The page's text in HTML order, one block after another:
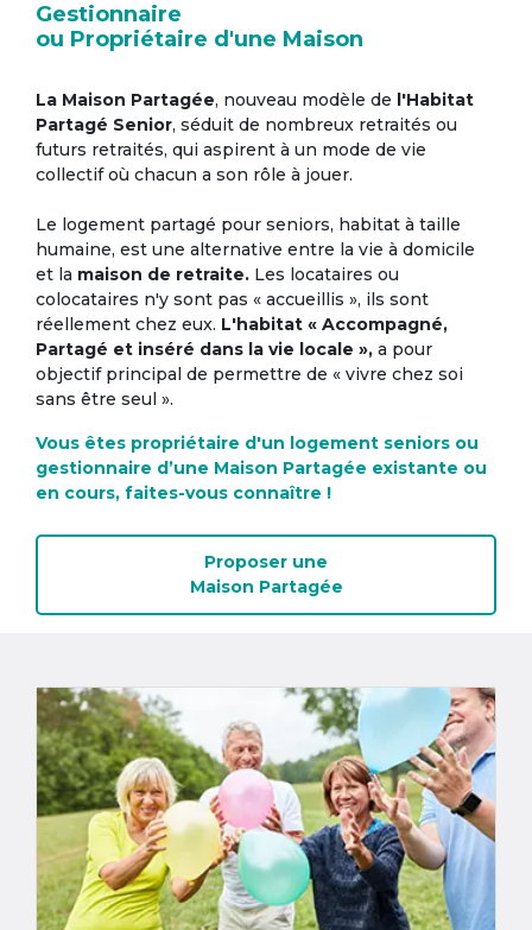
Gestionnaire
ou Propriétaire d'une Maison
La Maison Partagée, nouveau modèle de l'Habitat
Partagé Senior, séduit de nombreux retraités ou
futurs retraités, qui aspirent à un mode de vie
collectif où chacun a son rôle à jouer.
Le logement partagé pour seniors, habitat à taille
humaine, est une alternative entre la vie à domicile
et la maison de retraite. Les locataires ou
colocataires n'y sont pas « accueillis », ils sont
réellement chez eux. L'habitat « Accompagné,
Partagé et inséré dans la vie locale », a pour
objectif principal de permettre de « vivre chez soi
sans être seul ».
Vous êtes propriétaire d'un logement seniors ou
gestionnaire d’une Maison Partagée existante ou
en cours, faites-vous connaître !
Proposer une
Maison Partagée